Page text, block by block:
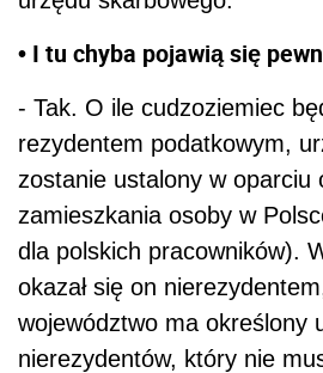
• I tu chyba pojawią się
- Tak. O ile cudzoziemiec
rezydentem podatkowym,
zostanie ustalony w oparciu
zamieszkania osoby w
dla polskich pracowników).
okazał się on
województwo ma określony
nierezydentów, który nie